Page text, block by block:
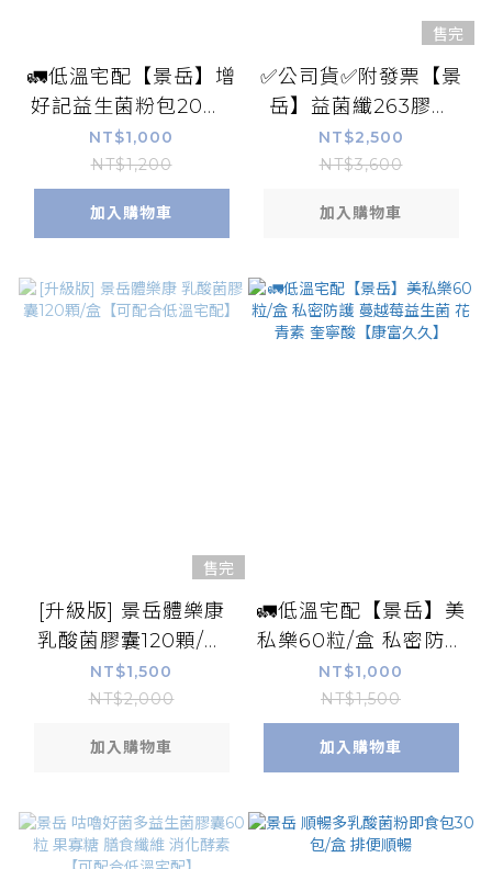
🚛低溫宅配【景岳】增
好記益生菌粉包20包/
盒 4益菌+益生元 金盞
花葉黃素 磷脂醯絲胺
酸 大豆卵磷脂 【康富
久久】
NT$1,000
NT$1,200
加入購物車
售完
✅公司貨✅附發票【景
岳】益菌纖263膠囊
150粒/盒｜具實體店面
【康富久久】
NT$2,500
NT$3,600
加入購物車
售完
[升級版] 景岳體樂康
乳酸菌膠囊120顆/盒
【可配合低溫宅配】
NT$1,500
NT$2,000
加入購物車
🚛低溫宅配【景岳】美
私樂60粒/盒 私密防護
蔓越莓益生菌 花青素
奎寧酸【康富久久】
NT$1,000
NT$1,500
加入購物車